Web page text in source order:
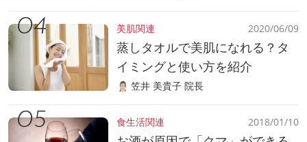
美肌関連 2020/06/09
蒸しタオルで美肌になれる？タ
イミングと使い方を紹介
笠井 美貴子 院長
食生活関連 2018/01/10